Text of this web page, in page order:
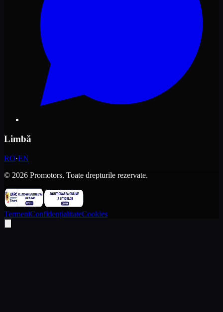
Limbă
RO·EN
© 2026 Promotors. Toate drepturile rezervate.
TermeniConfidențialitateCookies